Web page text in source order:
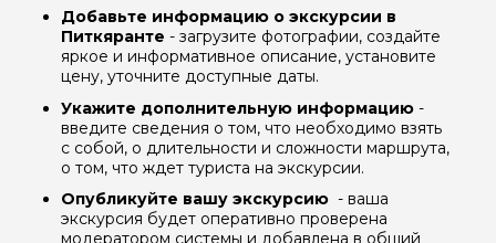
Добавьте информацию о экскурсии в
Питкяранте - загрузите фотографии, создайте
яркое и информативное описание, установите
цену, уточните доступные даты.
Укажите дополнительную информацию -
введите сведения о том, что необходимо взять
с собой, о длительности и сложности маршрута,
о том, что ждет туриста на экскурсии.
Опубликуйте вашу экскурсию - ваша
экскурсия будет оперативно проверена
модератором системы и добавлена в общий
Я даю своё согласие на обработку персональных
данных
Отправить